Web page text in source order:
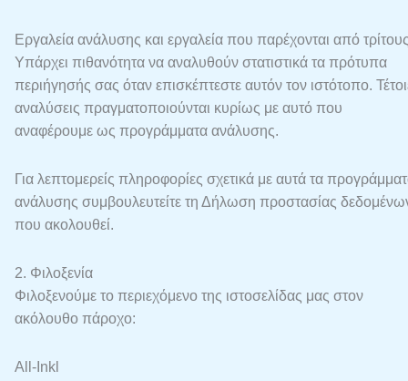
Εργαλεία ανάλυσης και εργαλεία που παρέχονται από
Υπάρχει πιθανότητα να αναλυθούν στατιστικά τα πρότυπα
περιήγησής σας όταν επισκέπτεστε αυτόν τον ιστότοπο.
αναλύσεις πραγματοποιούνται κυρίως με αυτό που
αναφέρουμε ως προγράμματα ανάλυσης.
Για λεπτομερείς πληροφορίες σχετικά με αυτά τα
ανάλυσης συμβουλευτείτε τη Δήλωση προστασίας
που ακολουθεί.
2. Φιλοξενία
Φιλοξενούμε το περιεχόμενο της ιστοσελίδας μας στον
ακόλουθο πάροχο:
All-Inkl